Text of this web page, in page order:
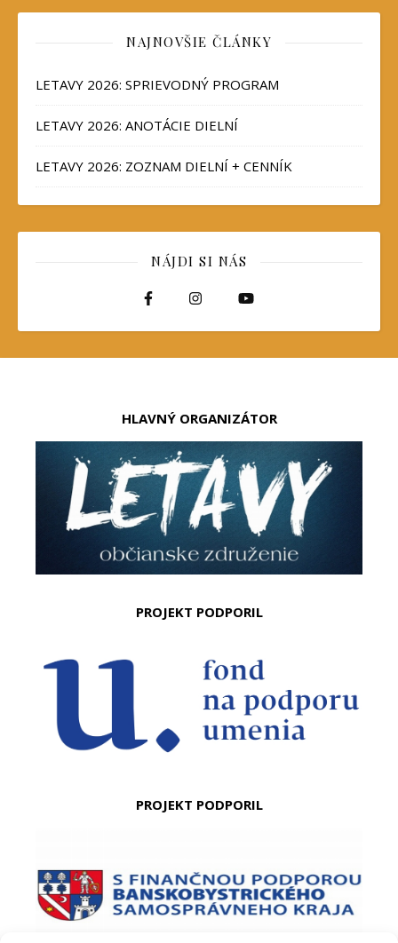
NAJNOVŠIE ČLÁNKY
LETAVY 2026: SPRIEVODNÝ PROGRAM
LETAVY 2026: ANOTÁCIE DIELNÍ
LETAVY 2026: ZOZNAM DIELNÍ + CENNÍK
NÁJDI SI NÁS
HLAVNÝ ORGANIZÁTOR
PROJEKT PODPORIL
PROJEKT PODPORIL